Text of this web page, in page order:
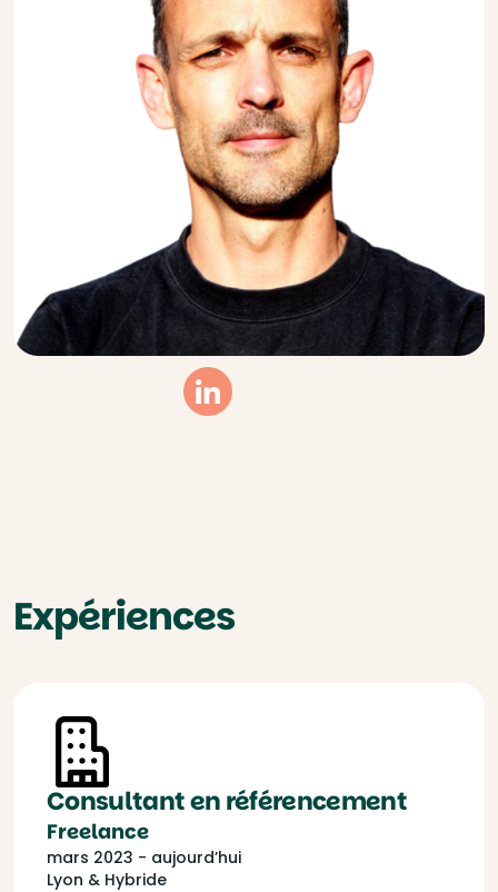
Linkedin
Expériences
Consultant en référencement
Freelance
mars 2023 - aujourd’hui
Lyon & Hybride